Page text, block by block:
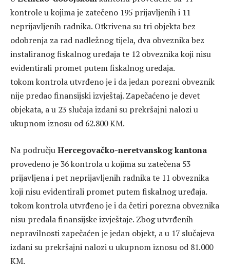
kontrole u kojima je zatečeno 195 prijavljenih i 11
neprijavljenih radnika. Otkrivena su tri objekta bez
odobrenja za rad nadležnog tijela, dva obveznika bez
instaliranog fiskalnog uređaja te 12 obveznika koji nisu
evidentirali promet putem fiskalnog uređaja.
tokom kontrola utvrđeno je i da jedan porezni obveznik
nije predao finansijski izvještaj. Zapečaćeno je devet
objekata, a u 23 slučaja izdani su prekršajni nalozi u
ukupnom iznosu od 62.800 KM.
Na područjuHercegovačko-neretvanskog kantona
provedeno je 36 kontrola u kojima su zatečena 53
prijavljena i pet neprijavljenih radnika te 11 obveznika
koji nisu evidentirali promet putem fiskalnog uređaja.
tokom kontrola utvrđeno je i da četiri porezna obveznika
nisu predala finansijske izvještaje. Zbog utvrđenih
nepravilnosti zapečaćen je jedan objekt, a u 17 slučajeva
izdani su prekršajni nalozi u ukupnom iznosu od 81.000
KM.